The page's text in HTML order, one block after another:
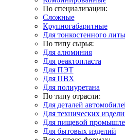
По специализации:
Сложные
Крупногабаритные
Для тонкостенного
По типу сырья:
Для алюминия
Для реактопласта
Для ПЭТ
Для ПВХ
Для полиуретана
По типу отрасли:
Для деталей
Для технических
Для пищевой
Для бытовых изделий